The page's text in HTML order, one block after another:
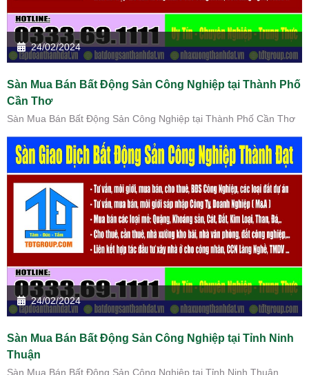
24/02/2024
Sàn Mua Bán Bất Động Sản Công Nghiệp tại Thành Phố
Cần Thơ
Sàn Mua Bán Bất Động Sản Công Nghiệp tại Thành Phố Cần Thơ
24/02/2024
Sàn Mua Bán Bất Động Sản Công Nghiệp tại Tỉnh Ninh
Thuận
Sàn Mua Bán Bất Động Sản Công Nghiệp tại Tỉnh Ninh Thuận